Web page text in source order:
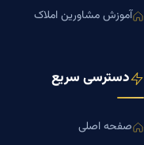
آموزش مشاورین املاک
دسترسی سریع
صفحه اصلی